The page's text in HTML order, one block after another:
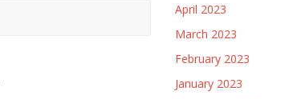
April 2023
March 2023
February 2023
January 2023